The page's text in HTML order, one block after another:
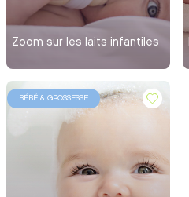
Zoom sur les laits infantiles
BÉBÉ & GROSSESSE